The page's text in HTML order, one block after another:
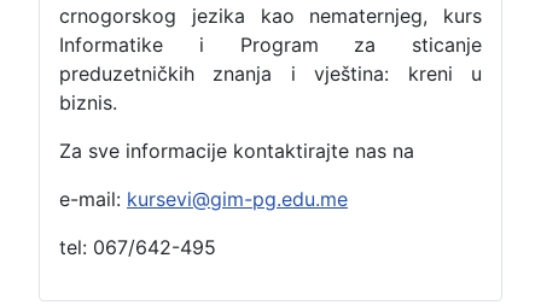
crnogorskog jezika kao nematernjeg, kurs
Informatike i Program za sticanje
preduzetničkih znanja i vještina: kreni u
biznis.
Za sve informacije kontaktirajte nas na
e-mail: kursevi@gim-pg.edu.me
tel: 067/642-495